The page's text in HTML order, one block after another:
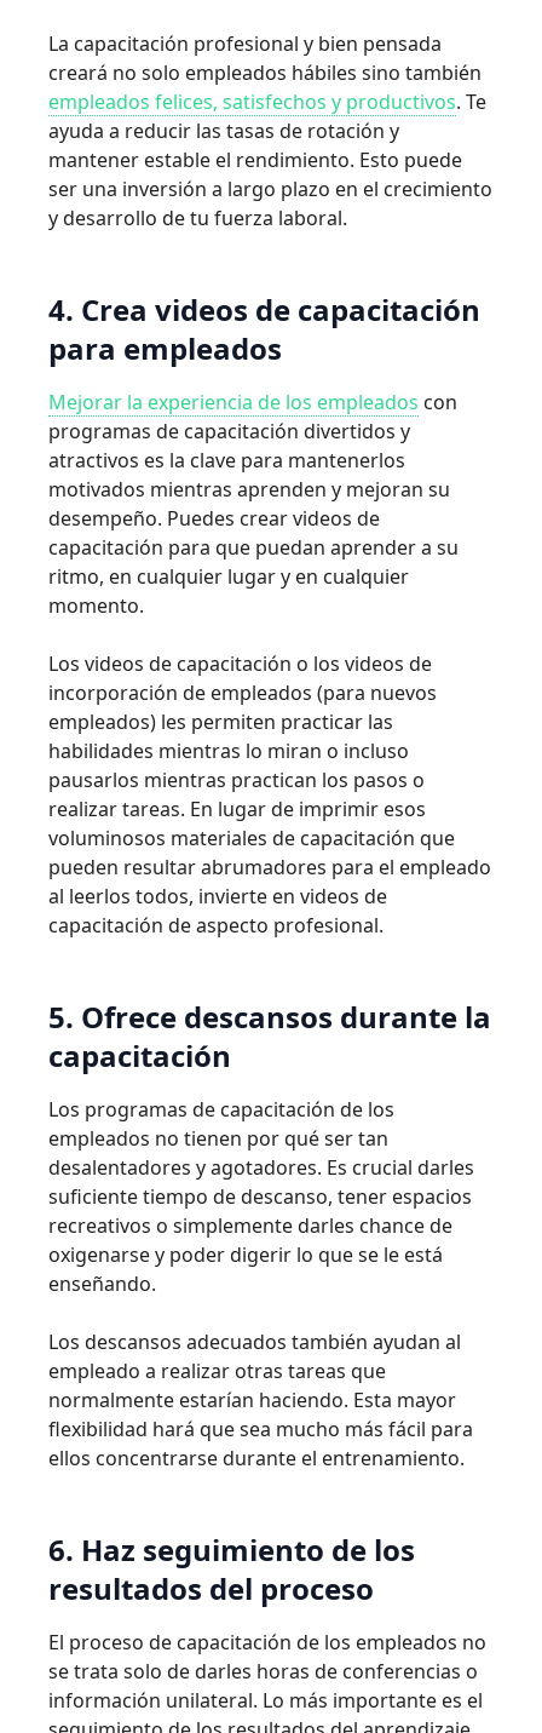
La capacitación profesional y bien pensada
creará no solo empleados hábiles sino también
empleados felices, satisfechos y productivos. Te
ayuda a reducir las tasas de rotación y
mantener estable el rendimiento. Esto puede
ser una inversión a largo plazo en el crecimiento
y desarrollo de tu fuerza laboral.
4. Crea videos de capacitación
para empleados
Mejorar la experiencia de los empleados con
programas de capacitación divertidos y
atractivos es la clave para mantenerlos
motivados mientras aprenden y mejoran su
desempeño. Puedes crear videos de
capacitación para que puedan aprender a su
ritmo, en cualquier lugar y en cualquier
momento.
Los videos de capacitación o los videos de
incorporación de empleados (para nuevos
empleados) les permiten practicar las
habilidades mientras lo miran o incluso
pausarlos mientras practican los pasos o
realizar tareas. En lugar de imprimir esos
voluminosos materiales de capacitación que
pueden resultar abrumadores para el empleado
al leerlos todos, invierte en videos de
capacitación de aspecto profesional.
5. Ofrece descansos durante la
capacitación
Los programas de capacitación de los
empleados no tienen por qué ser tan
desalentadores y agotadores. Es crucial darles
suficiente tiempo de descanso, tener espacios
recreativos o simplemente darles chance de
oxigenarse y poder digerir lo que se le está
enseñando.
Los descansos adecuados también ayudan al
empleado a realizar otras tareas que
normalmente estarían haciendo. Esta mayor
flexibilidad hará que sea mucho más fácil para
ellos concentrarse durante el entrenamiento.
6. Haz seguimiento de los
resultados del proceso
El proceso de capacitación de los empleados no
se trata solo de darles horas de conferencias o
información unilateral. Lo más importante es el